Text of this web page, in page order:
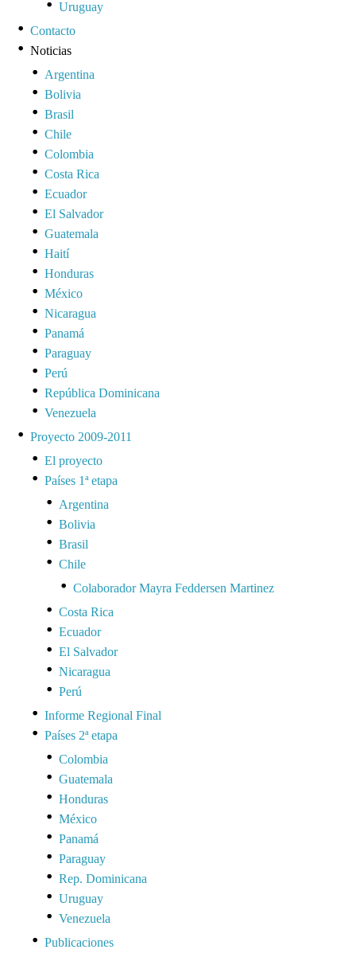
Uruguay
Contacto
Noticias
Argentina
Bolivia
Brasil
Chile
Colombia
Costa Rica
Ecuador
El Salvador
Guatemala
Haití
Honduras
México
Nicaragua
Panamá
Paraguay
Perú
República Dominicana
Venezuela
Proyecto 2009-2011
El proyecto
Países 1ª etapa
Argentina
Bolivia
Brasil
Chile
Colaborador Mayra Feddersen Martinez
Costa Rica
Ecuador
El Salvador
Nicaragua
Perú
Informe Regional Final
Países 2ª etapa
Colombia
Guatemala
Honduras
México
Panamá
Paraguay
Rep. Dominicana
Uruguay
Venezuela
Publicaciones